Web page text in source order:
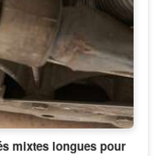
mixtes longues pour